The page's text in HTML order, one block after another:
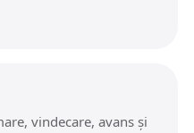
vindecare, avans și